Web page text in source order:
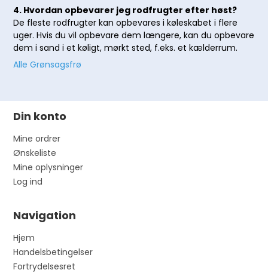
4. Hvordan opbevarer jeg rodfrugter efter høst?
De fleste rodfrugter kan opbevares i køleskabet i flere
uger. Hvis du vil opbevare dem længere, kan du opbevare
dem i sand i et køligt, mørkt sted, f.eks. et kælderrum.
Alle Grønsagsfrø
Din konto
Mine ordrer
Ønskeliste
Mine oplysninger
Log ind
Navigation
Hjem
Handelsbetingelser
Fortrydelsesret